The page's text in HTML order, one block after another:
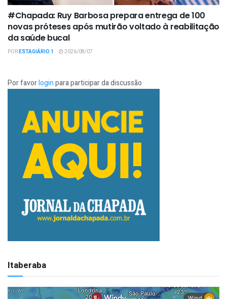
#Chapada: Ruy Barbosa prepara entrega de 100
novas próteses após mutirão voltado à reabilitação
da saúde bucal
PORESTAGIÁRIO 1 2026/08/07
Por favorloginpara participar da discussão
Itaberaba